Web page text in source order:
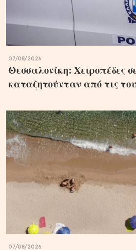
07/08/2026
Θεσσαλονίκη: Χειροπέδες
καταζητούνταν από τις
07/08/2026